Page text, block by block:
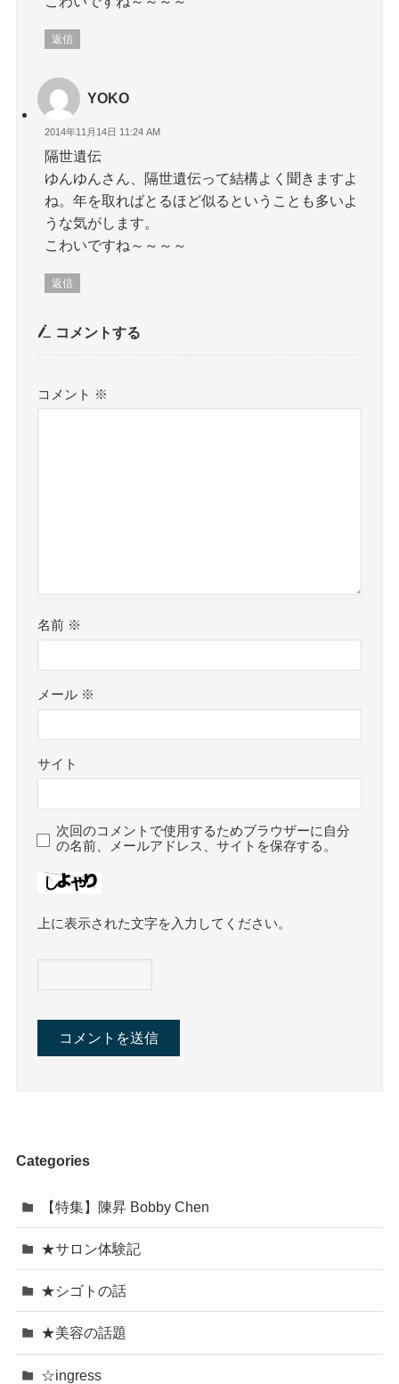
返信
YOKO
2014年11月14日 11:24 AM
隔世遺伝
ゆんゆんさん、隔世遺伝って結構よく聞きますよ
ね。年を取ればとるほど似るということも多いよ
うな気がします。
こわいですね～～～～
返信
コメントする
コメント ※
名前 ※
メール ※
サイト
次回のコメントで使用するためブラウザーに自分
の名前、メールアドレス、サイトを保存する。
上に表示された文字を入力してください。
Categories
【特集】陳昇 Bobby Chen
★サロン体験記
★シゴトの話
★美容の話題
☆ingress